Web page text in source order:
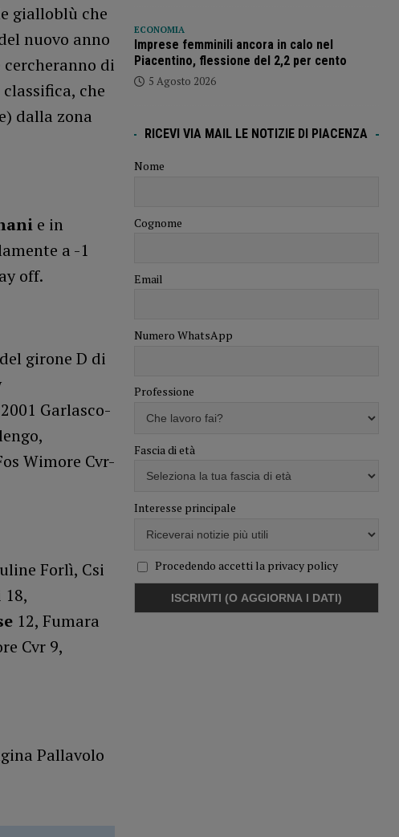
gialloblù che
nuovo anno
cercheranno di
che
dalla zona
e in
a -1
off.
girone D di
Garlasco-
Wimore Cvr-
Forlì, Csi
18,
12, Fumara
Cvr 9,
Pallavolo
ECONOMIA
Imprese femminili ancora in calo nel
Piacentino, flessione del 2,2 per cento
5 Agosto 2026
RICEVI VIA MAIL LE NOTIZIE DI PIACENZA
Nome
Cognome
Email
Numero WhatsApp
Professione
Fascia di età
Interesse principale
Procedendo accetti la privacy policy